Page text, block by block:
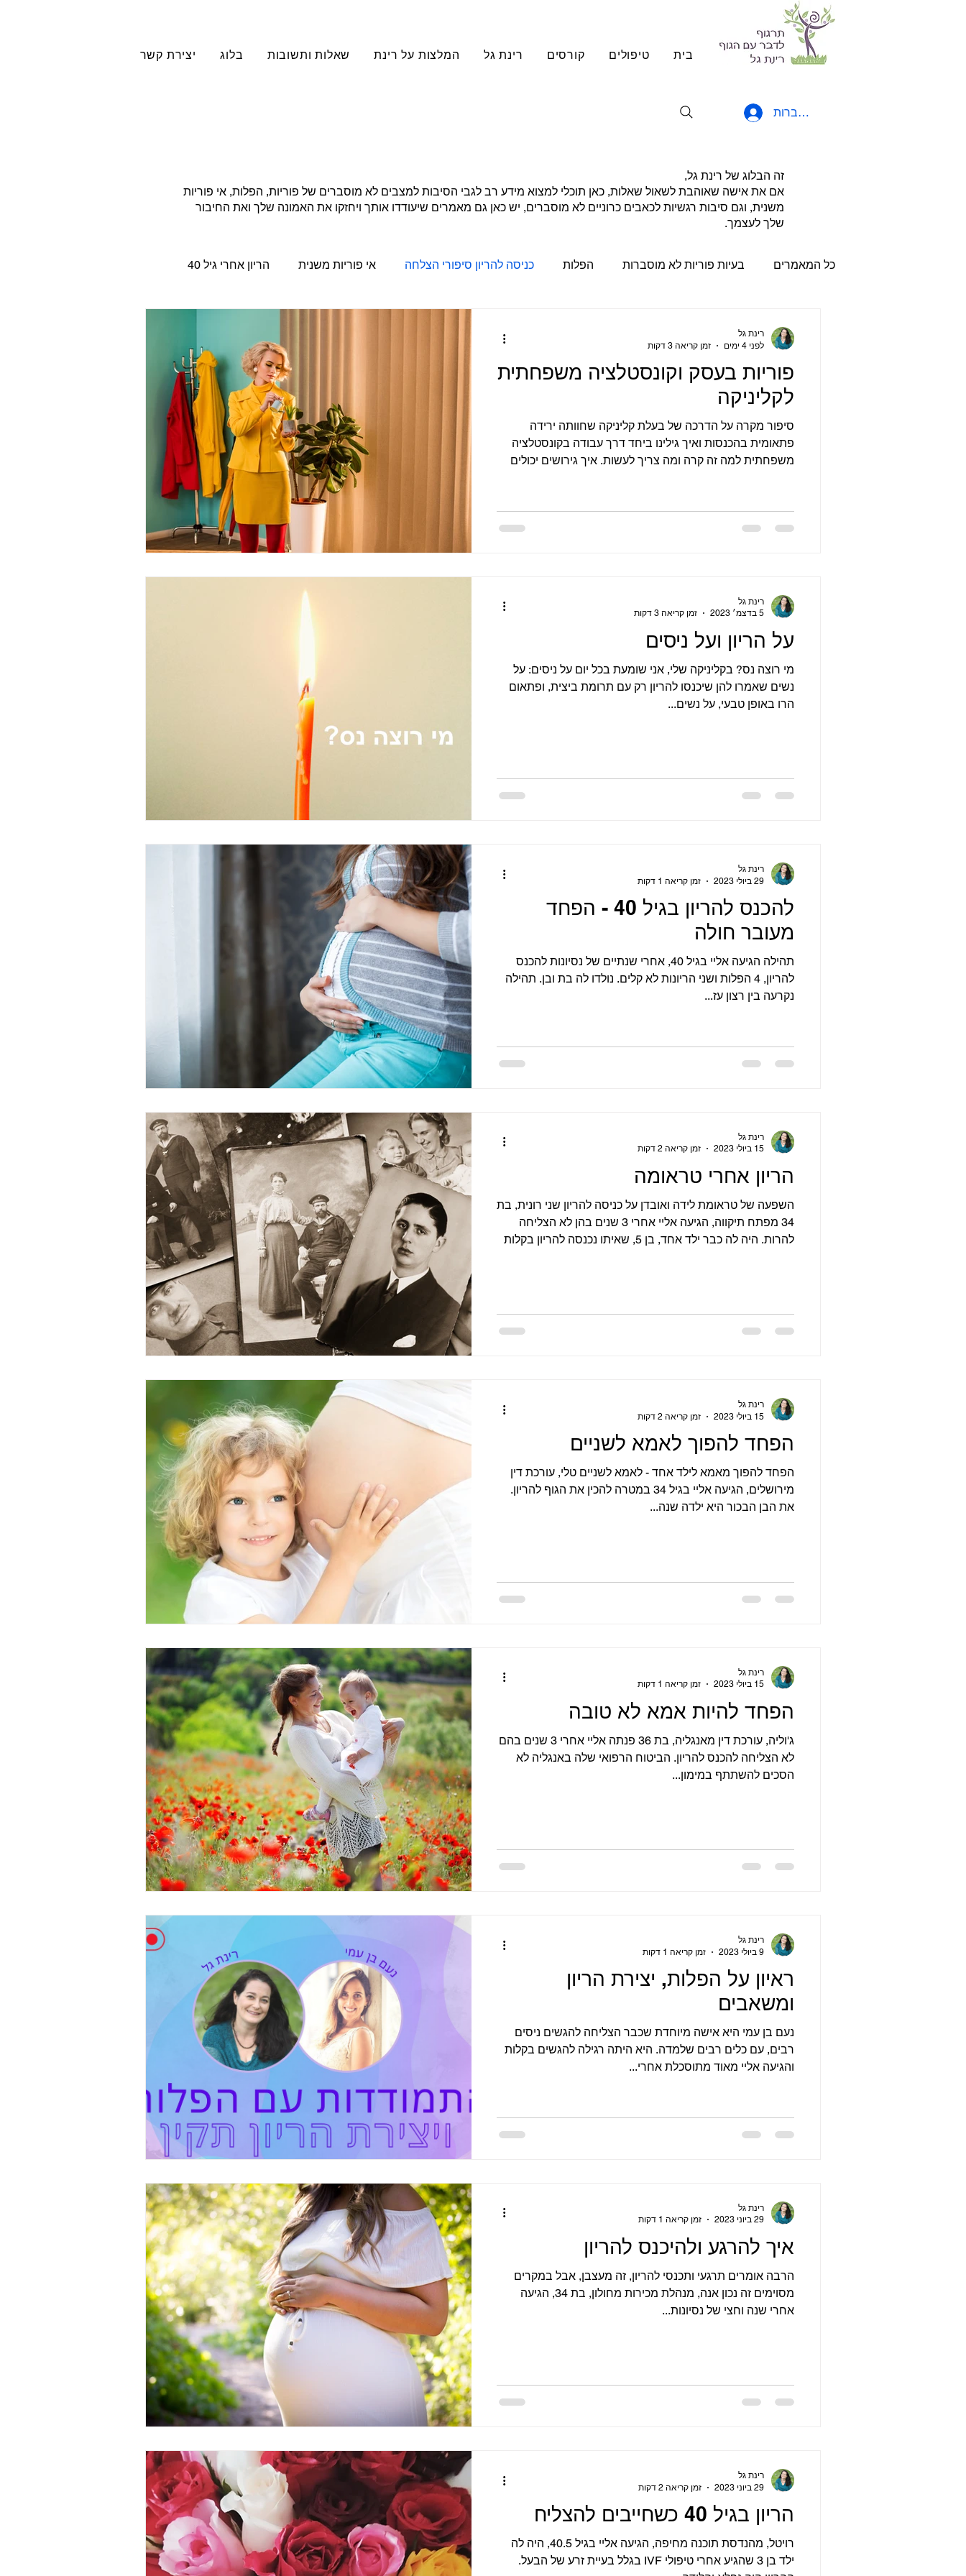
בית טיפולים קורסים רינת גל המלצות על רינת שאלות ותשובות בלוג יצירת קשר
להתחברות
זה הבלוג של רינת גל,
אם את אישה שאוהבת לשאול שאלות, כאן תוכלי למצוא מידע רב לגבי הסיבות למצבים לא מוסברים של פוריות, הפלות, אי פוריות
משנית, וגם סיבות רגשיות לכאבים כרוניים לא מוסברים, יש כאן גם מאמרים שיעודדו אותך ויחזקו את האמונה שלך ואת החיבור
שלך לעצמך.
כל המאמרים בעיות פוריות לא מוסברות הפלות כניסה להריון סיפורי הצלחה אי פוריות משנית הריון אחרי גיל 40
פוריות בעסק וקונסטלציה משפחתית
לקליניקה
סיפור מקרה על הדרכה של בעלת קליניקה שחוותה ירידה
פתאומית בהכנסות ואיך גילינו ביחד דרך עבודה בקונסטלציה
משפחתית למה זה קרה ומה צריך לעשות. איך גירושים יכולים
רינת גל
לפני 4 ימים
זמן קריאה 3 דקות
על הריון ועל ניסים
מי רוצה נס? בקליניקה שלי, אני שומעת בכל יום על ניסים: על
נשים שאמרו להן שיכנסו להריון רק עם תרומת ביצית, ופתאום
הרו באופן טבעי, על נשים...
רינת גל
5 בדצמ׳ 2023
זמן קריאה 3 דקות
להכנס להריון בגיל 40 - הפחד
מעובר חולה
תהילה הגיעה אליי בגיל 40, אחרי שנתיים של נסיונות להכנס
להריון, 4 הפלות ושני הריונות לא קלים. נולדו לה בת ובן. תהילה
נקרעה בין רצון עז...
רינת גל
29 ביולי 2023
זמן קריאה 1 דקות
הריון אחרי טראומה
השפעה של טראומת לידה ואובדן על כניסה להריון שני רונית, בת
34 מפתח תיקווה, הגיעה אליי אחרי 3 שנים בהן לא הצליחה
להרות. היה לה כבר ילד אחד, בן 5, שאיתו נכנסה להריון בקלות
מלאה, בלי אפידורל, עברה לידת ואקום וסבלה מקרע עמוק
רינת גל
15 ביולי 2023
זמן קריאה 2 דקות
הפחד להפוך לאמא לשניים
הפחד להפוך מאמא לילד אחד - לאמא לשניים טלי, עורכת דין
מירושלים, הגיעה אליי בגיל 34 במטרה להכין את הגוף להריון.
את הבן הבכור היא ילדה שנה...
רינת גל
15 ביולי 2023
זמן קריאה 2 דקות
הפחד להיות אמא לא טובה
ג'וליה, עורכת דין מאנגליה, בת 36 פנתה אליי אחרי 3 שנים בהם
לא הצליחה להכנס להריון. הביטוח הרפואי שלה באנגליה לא
הסכים להשתתף במימון...
רינת גל
15 ביולי 2023
זמן קריאה 1 דקות
ראיון על הפלות, יצירת הריון
ומשאבים
נעם בן עמי היא אישה מיוחדת שכבר הצליחה להגשים ניסים
רבים, עם כלים רבים שלמדה. היא היתה רגילה להגשים בקלות
והגיעה אליי מאוד מתוסכלת אחרי...
רינת גל
9 ביולי 2023
זמן קריאה 1 דקות
איך להרגע ולהיכנס להריון
הרבה אומרים תרגעי ותכנסי להריון, זה מעצבן, אבל במקרים
מסוימים זה נכון אנה, מנהלת מכירות מחולון, בת 34, הגיעה
אחרי שנה וחצי של נסיונות...
רינת גל
29 ביוני 2023
זמן קריאה 1 דקות
הריון בגיל 40 כשחייבים להצליח
רויטל, מהנדסת תוכנה מחיפה, הגיעה אליי בגיל 40.5, היה לה
ילד בן 3 שהגיע אחרי טיפולי IVF בגלל בעיית זרע של הבעל.
רינת גל
29 ביוני 2023
זמן קריאה 2 דקות